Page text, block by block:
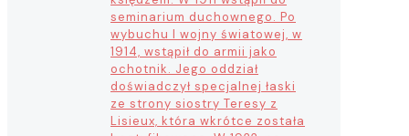
seminarium duchownego. Po
wybuchu I wojny światowej, w
1914, wstąpił do armii jako
ochotnik. Jego oddział
doświadczył specjalnej łaski
ze strony siostry Teresy z
Lisieux, która wkrótce została